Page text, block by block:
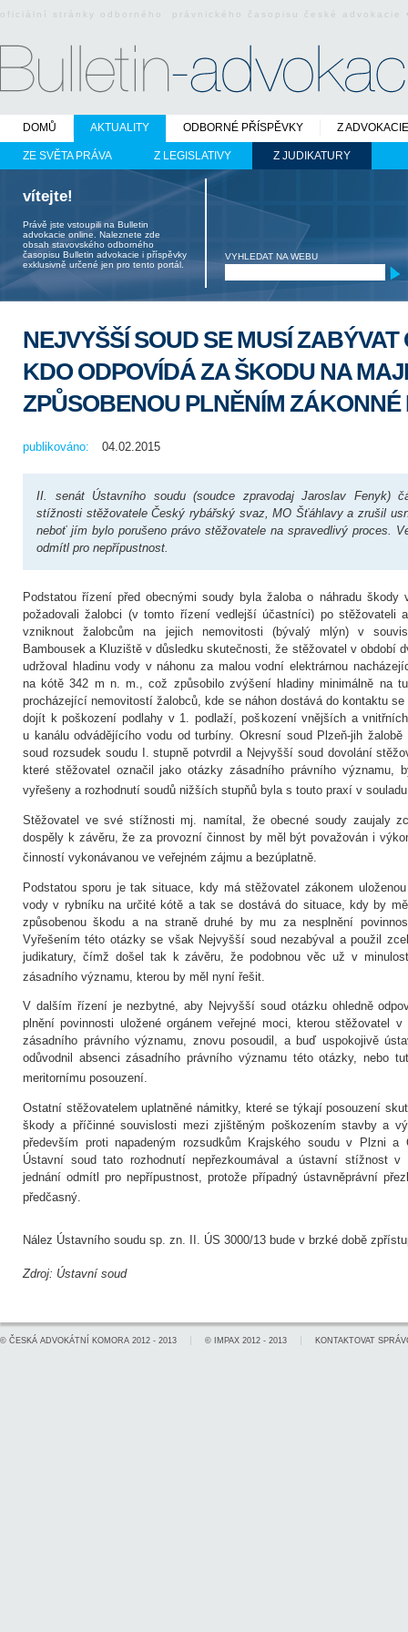
oficiální stránky odborného právnického časopisu české
DOMŮ AKTUALITY
ZE SVĚTA PRÁVA Z LEGISLATIVY Z JUDIKATURY
ODBORNÉ PŘÍSPĚVKY Z ADVOKACIE
vítejte!
Právě jste vstoupili na Bulletin
advokacie online. Naleznete zde
obsah stavovského odborného
časopisu Bulletin advokacie i příspěvky
exklusivně určené jen pro tento portál.
VYHLEDAT NA WEBU
NEJVYŠŠÍ SOUD SE MUSÍ
KDO ODPOVÍDÁ ZA ŠKODU NA
ZPŮSOBENOU PLNĚNÍM ZÁKONNÉ
publikováno: 04.02.2015
II. senát Ústavního soudu (soudce zpravodaj Jaroslav Fenyk)
stížnosti stěžovatele Český rybářský svaz, MO Šťáhlavy a zrušil
neboť jím bylo porušeno právo stěžovatele na spravedlivý proces.
odmítl pro nepřípustnost.
Podstatou řízení před obecnými soudy byla žaloba o náhradu
požadovali žalobci (v tomto řízení vedlejší účastníci) po stěžovateli
vzniknout žalobcům na jejich nemovitosti (bývalý mlýn) v
Bambousek a Kluziště v důsledku skutečnosti, že stěžovatel v období
udržoval hladinu vody v náhonu za malou vodní elektrárnou
na kótě 342 m n. m., což způsobilo zvýšení hladiny minimálně na
procházející nemovitostí žalobců, kde se náhon dostává do kontaktu
dojít k poškození podlahy v 1. podlaží, poškození vnějších a
u kanálu odvádějícího vodu od turbíny. Okresní soud Plzeň-jih
soud rozsudek soudu I. stupně potvrdil a Nejvyšší soud dovolání
které stěžovatel označil jako otázky zásadního právního významu,
vyřešeny a rozhodnutí soudů nižších stupňů byla s touto praxí v
Stěžovatel ve své stížnosti mj. namítal, že obecné soudy zaujaly
dospěly k závěru, že za provozní činnost by měl být považován i
činností vykonávanou ve veřejném zájmu a bezúplatně.
Podstatou sporu je tak situace, kdy má stěžovatel zákonem
vody v rybníku na určité kótě a tak se dostává do situace, kdy by
způsobenou škodu a na straně druhé by mu za nesplnění
Vyřešením této otázky se však Nejvyšší soud nezabýval a použil
judikatury, čímž došel tak k závěru, že podobnou věc už v
zásadního významu, kterou by měl nyní řešit.
V dalším řízení je nezbytné, aby Nejvyšší soud otázku ohledně
plnění povinnosti uložené orgánem veřejné moci, kterou stěžovatel
zásadního právního významu, znovu posoudil, a buď uspokojivě
odůvodnil absenci zásadního právního významu této otázky, nebo
meritornímu posouzení.
Ostatní stěžovatelem uplatněné námitky, které se týkají posouzení
škody a příčinné souvislosti mezi zjištěným poškozením stavby a
především proti napadeným rozsudkům Krajského soudu v Plzni a
Ústavní soud tato rozhodnutí nepřezkoumával a ústavní stížnost
jednání odmítl pro nepřípustnost, protože případný ústavněprávní
předčasný.
Nález Ústavního soudu sp. zn. II. ÚS 3000/13 bude v brzké době
Zdroj: Ústavní soud
© ČESKÁ ADVOKÁTNÍ KOMORA 2012 - 2013 © IMPAX 2012 - 2013 KONTAKTOVAT